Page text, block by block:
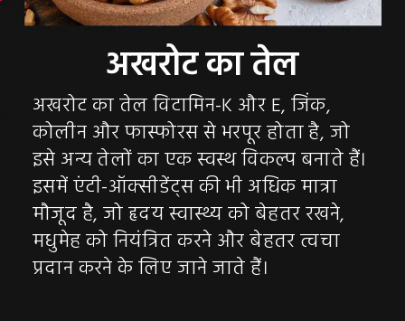
अखरोट का तेल
अखरोट का तेल विटामिन-K और E, जिंक,
कोलीन और फास्फोरस से भरपूर होता है, जो
इसे अन्य तेलों का एक स्वस्थ विकल्प बनाते हैं।
इसमें एंटी-ऑक्सीडेंट्स की भी अधिक मात्रा
मौजूद है, जो हृदय स्वास्थ्य को बेहतर रखने,
मधुमेह को नियंत्रित करने और बेहतर त्वचा